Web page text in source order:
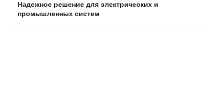
Надежное решение для электрических и
промышленных систем